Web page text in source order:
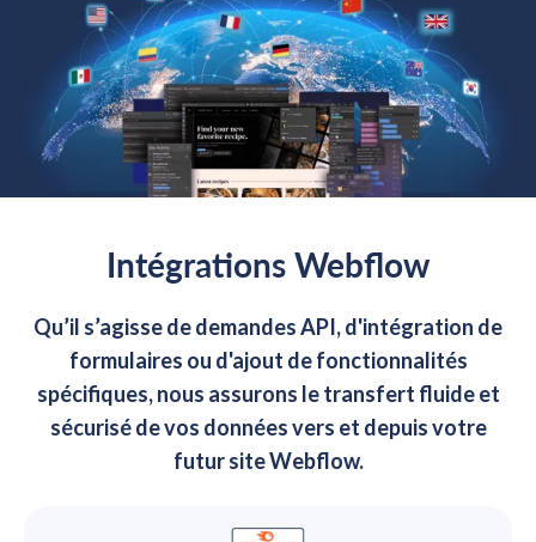
Intégrations Webflow
Qu’il s’agisse de demandes API, d'intégration de
formulaires ou d'ajout de fonctionnalités
spécifiques, nous assurons le transfert fluide et
sécurisé de vos données vers et depuis votre
futur site Webflow.